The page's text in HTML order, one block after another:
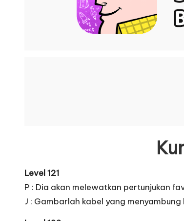
Level 121
P : Dia akan melewatkan pertunjukan
J : Gambarlah kabel yang